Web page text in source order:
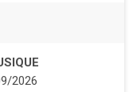
2026